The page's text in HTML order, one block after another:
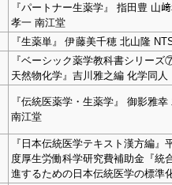
『パートナー生薬学』 指田豊 山
孝一 南江堂
『生薬単』 伊藤美千穂 北山隆
『ベーシック薬学教科書シリー
天然物化学』吉川雅之編 化学同人
『伝統医薬学・生薬学』 御影雅幸
南江堂
『日本伝統医学テキスト漢方編』
度厚生労働科学研究費補助金『統
進するための日本伝統医学の標準